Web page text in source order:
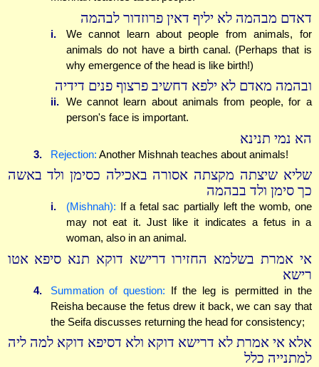
דאדם מבהמה לא יליף דאין פרוזדור לבהמה
i.
We cannot learn about people from animals, for
animals do not have a birth canal. (Perhaps that is
why emergence of the head is like birth!)
ובהמה מאדם לא ילפא דחשיב פרצוף פנים דידיה
ii.
We cannot learn about animals from people, for a
person's face is important.
הא נמי תנינא
3. Rejection: Another Mishnah teaches about animals!
שליא שיצתה מקצתה אסורה באכילה כסימן ולד באשה
כך סימן ולד בבהמה
i. (Mishnah): If a fetal sac partially left the womb, one
may not eat it. Just like it indicates a fetus in a
woman, also in an animal.
אי אמרת בשלמא החזירו דרישא דוקא תנא סיפא אטו
רישא
4. Summation of question: If the leg is permitted in the
Reisha because the fetus drew it back, we can say that
the Seifa discusses returning the head for consistency;
אלא אי אמרת לא דרישא דוקא ולא דסיפא דוקא למה ליה
למתנייה כלל